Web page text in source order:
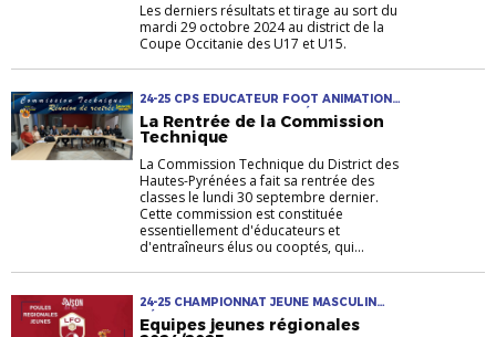
Les derniers résultats et tirage au sort du
mardi 29 octobre 2024 au district de la
Coupe Occitanie des U17 et U15.
24-25 CPS EDUCATEUR FOOT ANIMATION
JEUNE RASSEMBLEMENT RÉUNION
TECHNIQUE TRÈS JEUNE
La Rentrée de la Commission
Technique
La Commission Technique du District des
Hautes-Pyrénées a fait sa rentrée des
classes le lundi 30 septembre dernier.
Cette commission est constituée
essentiellement d'éducateurs et
d'entraîneurs élus ou cooptés, qui...
24-25 CHAMPIONNAT JEUNE MASCULIN
RÉGIONAL U14-U15 U16-U17 U18-U19-U20
Equipes jeunes régionales